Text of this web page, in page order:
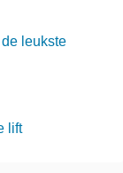
leukste
lift